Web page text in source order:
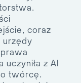
coraz
urzędy
z AI
twórcę.